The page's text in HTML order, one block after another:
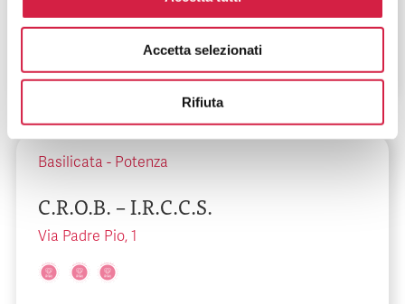
Accetta selezionati
Rifiuta
Basilicata - Potenza
C.R.O.B. – I.R.C.C.S.
Via Padre Pio, 1